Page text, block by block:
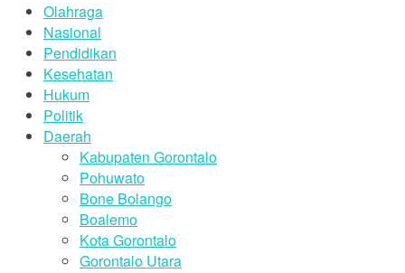
Olahraga
Nasional
Pendidikan
Kesehatan
Hukum
Politik
Daerah
Kabupaten Gorontalo
Pohuwato
Bone Bolango
Boalemo
Kota Gorontalo
Gorontalo Utara